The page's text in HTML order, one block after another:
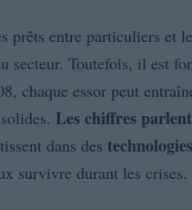
prêts entre particuliers et
Toutefois, il est
chaque essor peut
Les chiffres
dans des
survivre durant les crises.